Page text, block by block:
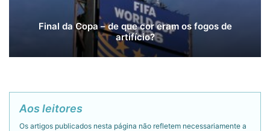
Final da Copa – de que cor eram os fogos de
artifício?
Aos leitores
Os artigos publicados nesta página não refletem necessariamente a